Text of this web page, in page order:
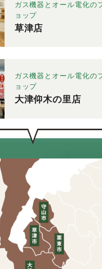
ガス機器とオール電化の
ョップ
草津店
ガス機器とオール電化の
ョップ
大津仰木の里店